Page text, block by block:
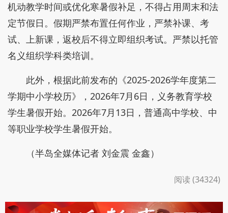
机动教学时间或优化寒暑假补足，不得占用周末和法
定节假日。假期严禁布置任何作业，严禁补课、考
试、上新课，返校后不得立即组织考试。严禁以托管
名义组织学科类培训。
此外，根据此前发布的《2025-2026学年度第二
学期中小学校历》，2026年7月6日，义务教育学校
学生暑假开始。2026年7月13日，普通高中学校、中
等职业学校学生暑假开始。
（半岛全媒体记者 刘金震 金鑫）
阅读 (34324)